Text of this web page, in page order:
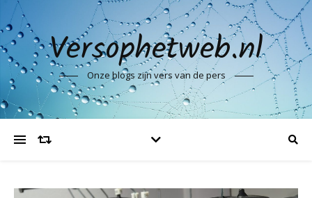
Versophetweb.nl
Onze blogs zijn vers van de pers